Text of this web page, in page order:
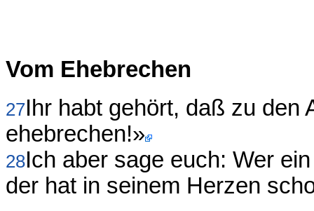
Vom Ehebrechen
27Ihr habt gehört, daß zu den
ehebrechen!»
28Ich aber sage euch: Wer
der hat in seinem Herzen